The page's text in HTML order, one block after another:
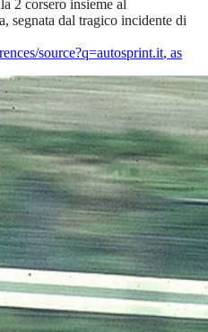
2 corsero insieme al
segnata dal tragico incidente di
source?q=autosprint.it, as